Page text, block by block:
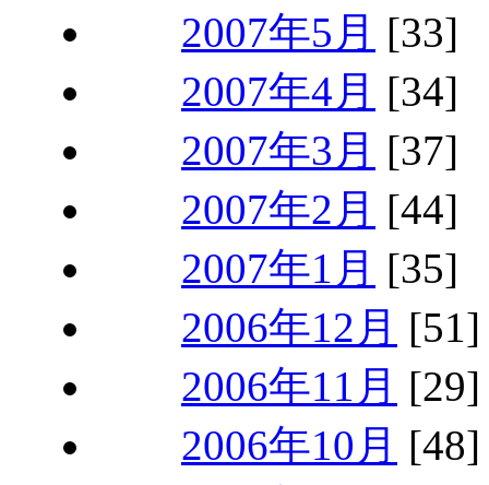
2007年5月 [33]
2007年4月 [34]
2007年3月 [37]
2007年2月 [44]
2007年1月 [35]
2006年12月 [51]
2006年11月 [29]
2006年10月 [48]